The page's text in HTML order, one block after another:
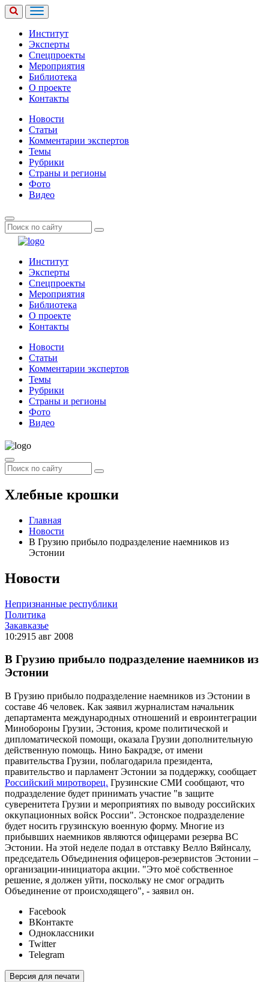
Институт
Эксперты
Спецпроекты
Мероприятия
Библиотека
О проекте
Контакты
Новости
Статьи
Комментарии экспертов
Темы
Рубрики
Страны и регионы
Фото
Видео
Институт
Эксперты
Спецпроекты
Мероприятия
Библиотека
О проекте
Контакты
Новости
Статьи
Комментарии экспертов
Темы
Рубрики
Страны и регионы
Фото
Видео
Хлебные крошки
Главная
Новости
В Грузию прибыло подразделение наемников из
Эстонии
Новости
Непризнанные республики
Политика
Закавказье
10:2915 авг 2008
В Грузию прибыло подразделение наемников из
Эстонии
В Грузию прибыло подразделение наемников из Эстонии в
составе 46 человек. Как заявил журналистам начальник
департамента международных отношений и евроинтеграции
Минобороны Грузии, Эстония, кроме политической и
дипломатической помощи, оказала Грузии дополнительную
действенную помощь. Нино Бакрадзе, от имени
правительства Грузии, поблагодарила президента,
правительство и парламент Эстонии за поддержку, сообщает
Российский миротворец. Грузинские СМИ сообщают, что
подразделение будет принимать участие "в защите
суверенитета Грузии и мероприятиях по выводу российских
оккупационных войск России". Эстонское подразделение
будет носить грузинскую военную форму. Многие из
прибывших наемников являются офицерами резерва ВС
Эстонии. На этой неделе подал в отставку Велло Вяйнсалу,
председатель Объединения офицеров-резервистов Эстонии –
организации-инициатора акции. "Это моё собственное
решение, я должен уйти, поскольку не смог оградить
Объединение от происходящего", - заявил он.
Facebook
ВКонтакте
Одноклассники
Twitter
Telegram
Версия для печати